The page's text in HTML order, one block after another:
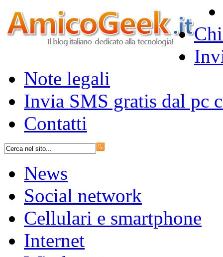
Note legali
Invia SMS gratis dal pc
Contatti
News
Social network
Cellulari e smartphone
Internet